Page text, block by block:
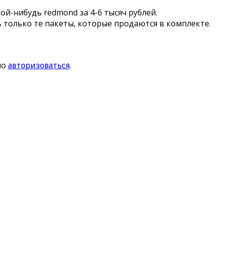
нибудь redmond за 4-6 тысяч рублей.
те пакеты, которые продаются в комплекте.
авторизоваться.